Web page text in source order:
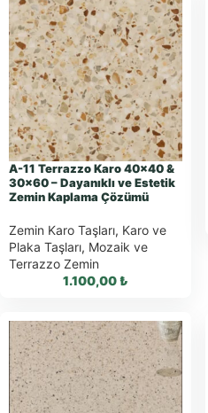
WhatsApp ile
Sipariş
WhatsApp Teklif
Al
A-11 Terrazzo Karo 40×40 &
30×60 – Dayanıklı ve Estetik
Zemin Kaplama Çözümü
Zemin Karo Taşları, Karo ve
Plaka Taşları, Mozaik ve
Terrazzo Zemin
1.100,00₺
WhatsApp ile
Sipariş